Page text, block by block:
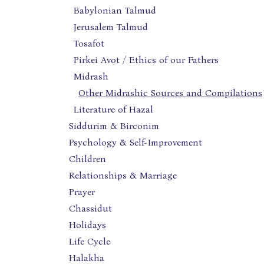
Babylonian Talmud
Jerusalem Talmud
Tosafot
Pirkei Avot / Ethics of our Fathers
Midrash
Other Midrashic Sources and Compilations
Literature of Hazal
Siddurim & Birconim
Psychology & Self-Improvement
Children
Relationships & Marriage
Prayer
Chassidut
Holidays
Life Cycle
Halakha